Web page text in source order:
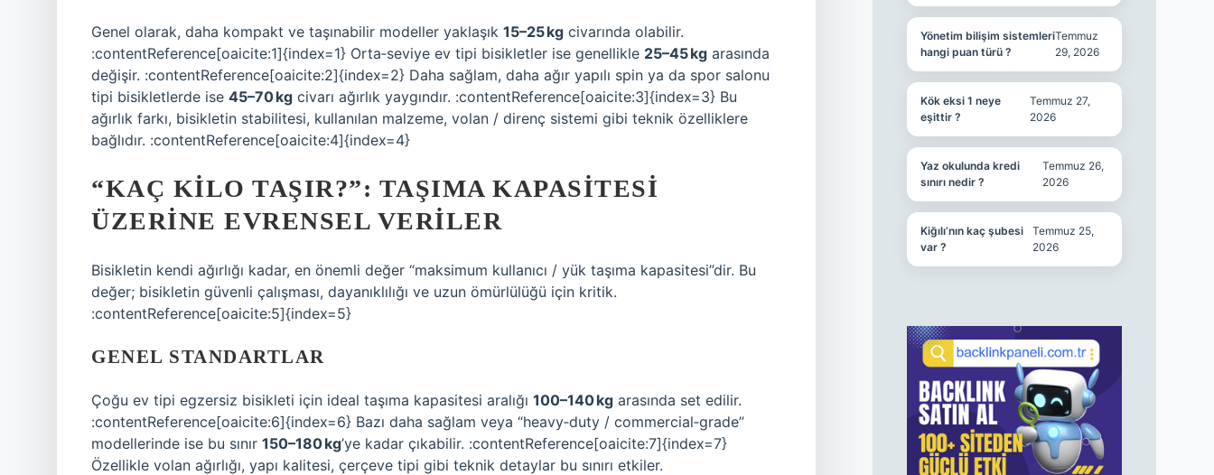
Genel olarak, daha kompakt ve taşınabilir modeller yaklaşık 15–25 kg civarında olabilir.
:contentReference[oaicite:1]{index=1} Orta‑seviye ev tipi bisikletler ise genellikle 25–45 kg arasında
değişir. :contentReference[oaicite:2]{index=2} Daha sağlam, daha ağır yapılı spin ya da spor salonu
tipi bisikletlerde ise 45–70 kg civarı ağırlık yaygındır. :contentReference[oaicite:3]{index=3} Bu
ağırlık farkı, bisikletin stabilitesi, kullanılan malzeme, volan / direnç sistemi gibi teknik özelliklere
bağlıdır. :contentReference[oaicite:4]{index=4}
“KAÇ KILO TAŞIR?”: TAŞIMA KAPASITESI
ÜZERINE EVRENSEL VERILER
Bisikletin kendi ağırlığı kadar, en önemli değer “maksimum kullanıcı / yük taşıma kapasitesi”dir. Bu
değer; bisikletin güvenli çalışması, dayanıklılığı ve uzun ömürlülüğü için kritik.
:contentReference[oaicite:5]{index=5}
GENEL STANDARTLAR
Çoğu ev tipi egzersiz bisikleti için ideal taşıma kapasitesi aralığı 100–140 kg arasında set edilir.
:contentReference[oaicite:6]{index=6} Bazı daha sağlam veya “heavy‑duty / commercial‑grade”
modellerinde ise bu sınır 150–180 kg’ye kadar çıkabilir. :contentReference[oaicite:7]{index=7}
Özellikle volan ağırlığı, yapı kalitesi, çerçeve tipi gibi teknik detaylar bu sınırı etkiler.
Yönetim bilişim sistemleri
hangi puan türü ?
Temmuz
29, 2026
Kök eksi 1 neye
eşittir ?
Temmuz 27,
2026
Yaz okulunda kredi
sınırı nedir ?
Temmuz 26,
2026
Kiğılı’nın kaç şubesi
var ?
Temmuz 25,
2026